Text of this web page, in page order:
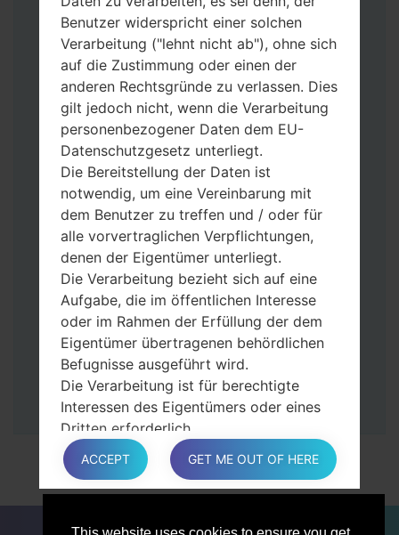
Halten Sie Lauter- und Leiser-Tasten
gedrückt. Schließen Sie das Telefon mit
einem USB-Kabel an den PC an.
Halten Sie die Power-, Lauter- und
Home-Tasten gedrückt.
Schließen Sie das USB-Kabel an und
halten Sie die Leiser- und Bixbi-Tasten
gedrückt.
Halten Sie die Power- und Lauter-
Tasten gedrückt.
Dann schließen Sie das Telefon an den PC
an, das Programm Odin erkennt Ihr Gerät
und „COM port number“ wird auf dem
Bildschirm angezeigt.
Geben Sie nur die „F. Reset”-Zeit und
„Auto-Rebot“ an.
Zum Schluss klicken Sie „Start“-Taste auf.
Ihr Gerät wird neu gestartet und von PC
getrennt.
Benutzer widerspricht einer solchen
Verarbeitung ("lehnt nicht ab"), ohne sich
auf die Zustimmung oder einen der
anderen Rechtsgründe zu verlassen. Dies
gilt jedoch nicht, wenn die Verarbeitung
personenbezogener Daten dem EU-
Datenschutzgesetz unterliegt.
Die Bereitstellung der Daten ist
notwendig, um eine Vereinbarung mit
dem Benutzer zu treffen und / oder für
alle vorvertraglichen Verpflichtungen,
denen der Eigentümer unterliegt.
Die Verarbeitung bezieht sich auf eine
Aufgabe, die im öffentlichen Interesse
oder im Rahmen der Erfüllung der dem
Eigentümer übertragenen behördlichen
Befugnisse ausgeführt wird.
Die Verarbeitung ist für berechtigte
Interessen des Eigentümers oder eines
Dritten erforderlich.
In jedem Fall hilft der Eigentümer gerne
bei der Erläuterung des für die
Verarbeitung geltenden rechtlichen
ACCEPT GET ME OUT OF HERE